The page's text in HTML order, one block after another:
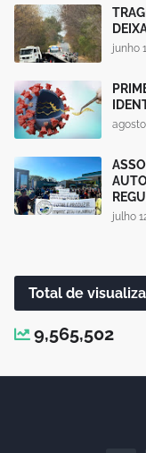
junho
agosto
julho
Total de
9,565,502